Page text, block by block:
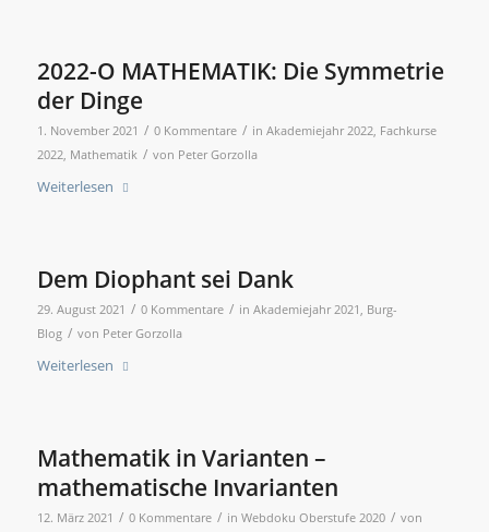
2022-O MATHEMATIK: Die Symmetrie
der Dinge
1. November 2021 / 0 Kommentare / in Akademiejahr 2022, Fachkurse
2022, Mathematik / von Peter Gorzolla
Weiterlesen
Dem Diophant sei Dank
29. August 2021 / 0 Kommentare / in Akademiejahr 2021 , Burg-
Blog / von Peter Gorzolla
Weiterlesen
Mathematik in Varianten –
mathematische Invarianten
12. März 2021 / 0 Kommentare / in Webdoku Oberstufe 2020 / von